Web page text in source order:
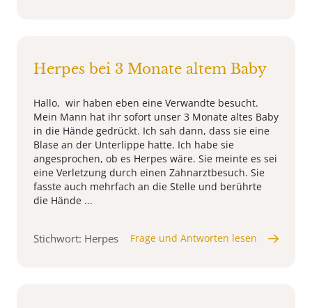
Herpes bei 3 Monate altem Baby
Hallo, wir haben eben eine Verwandte besucht.
Mein Mann hat ihr sofort unser 3 Monate altes Baby
in die Hände gedrückt. Ich sah dann, dass sie eine
Blase an der Unterlippe hatte. Ich habe sie
angesprochen, ob es Herpes wäre. Sie meinte es sei
eine Verletzung durch einen Zahnarztbesuch. Sie
fasste auch mehrfach an die Stelle und berührte
die Hände ...
Stichwort: Herpes Frage und Antworten lesen